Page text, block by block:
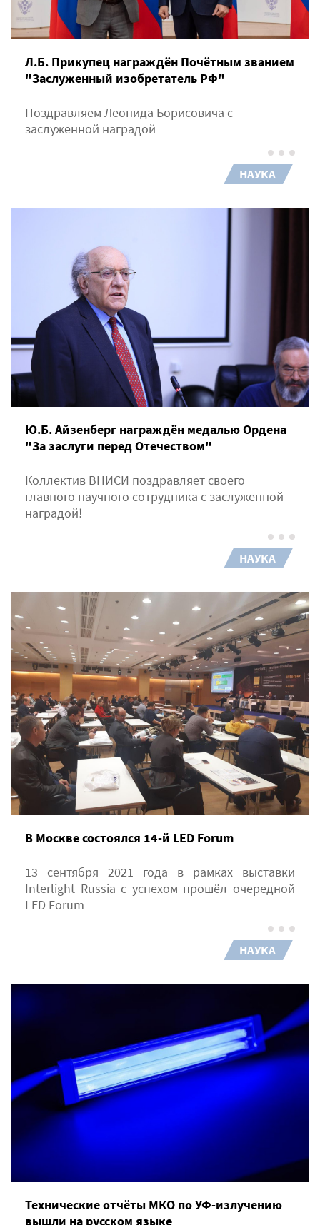
Л.Б. Прикупец награждён Почётным званием
"Заслуженный изобретатель РФ"
Поздравляем Леонида Борисовича с
заслуженной наградой
НАУКА
Ю.Б. Айзенберг награждён медалью Ордена
"За заслуги перед Отечеством"
Коллектив ВНИСИ поздравляет своего
главного научного сотрудника с заслуженной
наградой!
НАУКА
В Москве состоялся 14-й LED Forum
13 сентября 2021 года в рамках выставки
Interlight Russia с успехом прошёл очередной
LED Forum
НАУКА
Технические отчёты МКО по УФ-излучению
вышли на русском языке